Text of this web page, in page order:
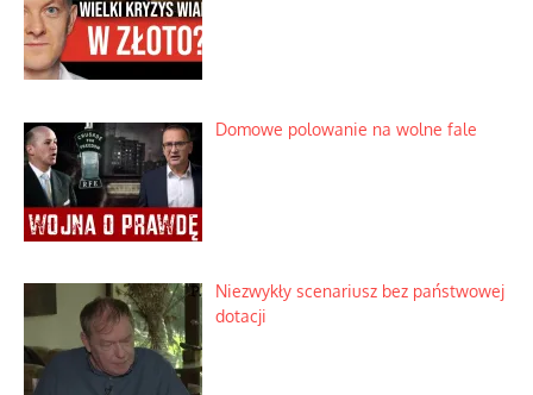
Domowe polowanie na wolne fale
Niezwykły scenariusz bez państwowej
dotacji